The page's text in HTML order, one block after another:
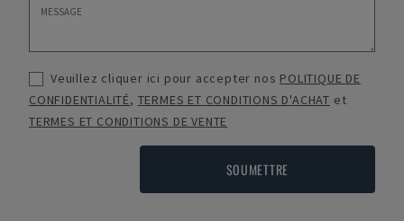
Veuillez cliquer ici pour accepter nos POLITIQUE DE
CONFIDENTIALITÉ, TERMES ET CONDITIONS D'ACHAT et
TERMES ET CONDITIONS DE VENTE
SOUMETTRE